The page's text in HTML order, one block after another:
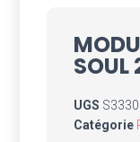
SOUL
UGS
Catégorie